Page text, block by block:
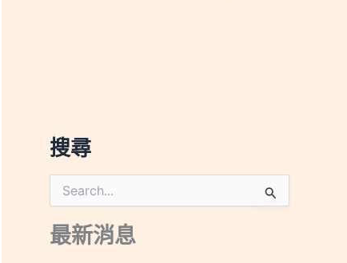
搜尋
尋
關
鍵
最新消息